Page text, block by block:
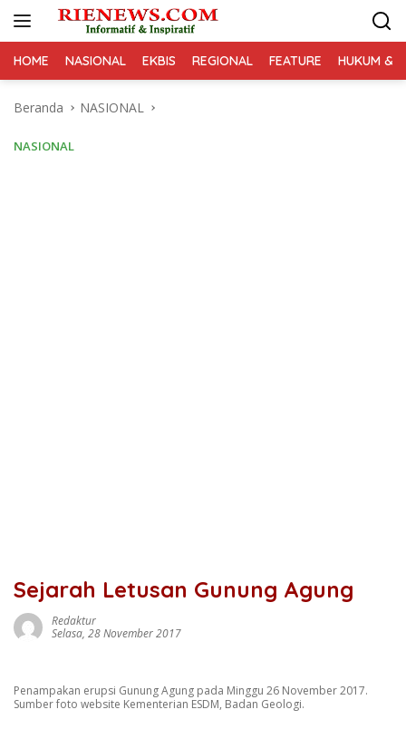
HOME NASIONAL EKBIS REGIONAL FEATURE HUKUM &
Beranda NASIONAL
NASIONAL
Sejarah Letusan Gunung Agung
Redaktur
Selasa, 28 November 2017
Penampakan erupsi Gunung Agung pada Minggu 26 November 2017.
Sumber foto website Kementerian ESDM, Badan Geologi.